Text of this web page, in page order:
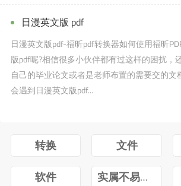
日漫英文版 pdf
日漫英文版pdf-福昕pdf转换器如何使用福昕
版pdf呢?相信很多小伙伴都有过这样的困扰，
自己的毕业论文或者是老师布置的需要交的文
会遇到日漫英文版pdf...
转换 文件
软件
实属不易牛转乾坤图片抖音